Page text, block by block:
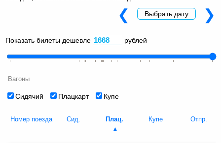
Показать билеты дешевле рублей
Вагоны
Сидячий Плацкарт Купе
❮ Выбрать дату ❯
Номер поезда Сид. Плац. Купе Отпр.